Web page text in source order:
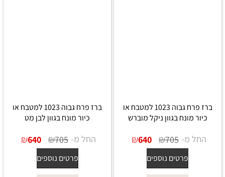
ברז פרח גבוה 1023 למטבח או
כיור מונח בגוון ניקל מוברש
החל מ- ₪705
₪640
פרטים נוספים
ברז פרח גבוה 1023 למטבח או
כיור מונח בגוון לבן מט
החל מ- ₪705
₪640
פרטים נוספים